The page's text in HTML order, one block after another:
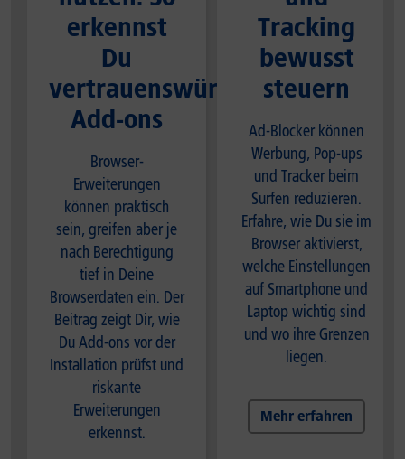
erkennst
Du
vertrauenswürdige
Add-ons
Browser-
Erweiterungen
können praktisch
sein, greifen aber je
nach Berechtigung
tief in Deine
Browserdaten ein. Der
Beitrag zeigt Dir, wie
Du Add-ons vor der
Installation prüfst und
riskante
Erweiterungen
erkennst.
Tracking
bewusst
steuern
Ad-Blocker können
Werbung, Pop-ups
und Tracker beim
Surfen reduzieren.
Erfahre, wie Du sie im
Browser aktivierst,
welche Einstellungen
auf Smartphone und
Laptop wichtig sind
und wo ihre Grenzen
liegen.
Mehr erfahren